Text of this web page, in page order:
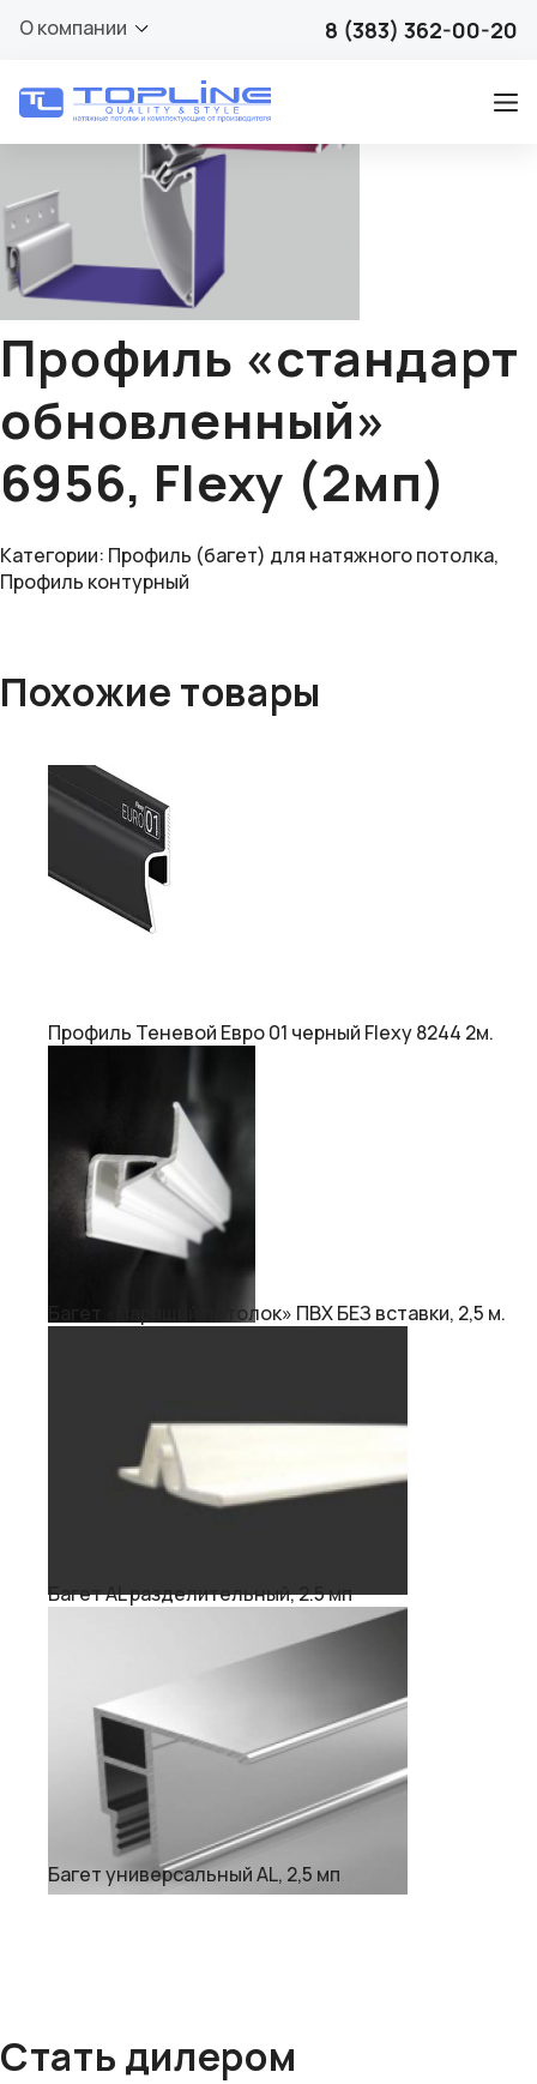
О компании 8 (383) 362-00-20
Профиль «стандарт
обновленный»
6956, Flexy (2мп)
Категории: Профиль (багет) для натяжного потолка,
Профиль контурный
Похожие товары
Профиль Теневой Евро 01 черный Flexy 8244 2м.
Багет «Парящий потолок» ПВХ БЕЗ вставки, 2,5 м.
Багет AL разделительный, 2.5 мп
Багет универсальный AL, 2,5 мп
Стать дилером